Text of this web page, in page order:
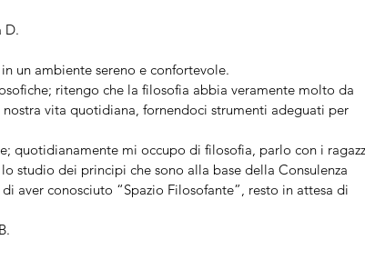
D.
un ambiente sereno e confortevole.
ritengo che la filosofia abbia veramente molto da
vita quotidiana, fornendoci strumenti adeguati per
quotidianamente mi occupo di filosofia, parlo con i
studio dei principi che sono alla base della Consulenza
aver conosciuto “Spazio Filosofante”, resto in attesa di